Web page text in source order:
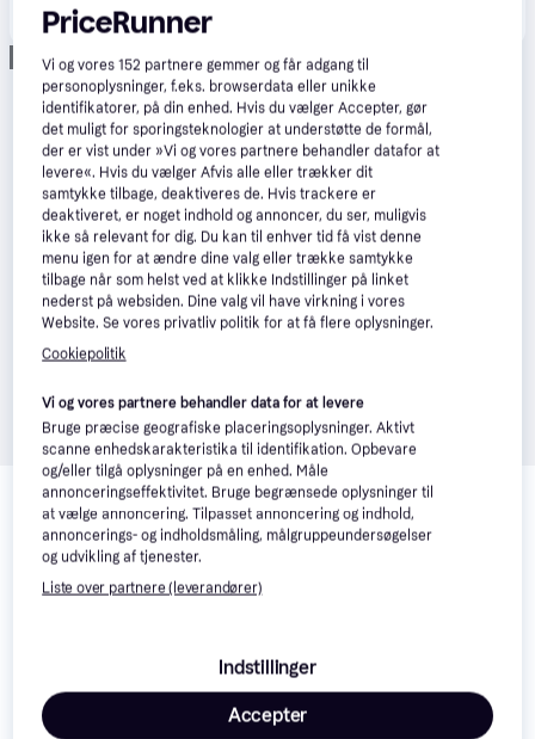
Chuckit Fetch Games Ultra Tug, Small
Annonce
Relaterede produkter
Se vores forslag til andre produkter, der matcher dine
interesser. Vis alle
Trixie Wooden
PriceRunner
Vi og vores152 partnere gemmer og får adgang til
personoplysninger, f.eks. browserdata eller unikke
identifikatorer, på din enhed. Hvis du vælger Accepter, gør
det muligt for sporingsteknologier at understøtte de formål,
der er vist under »Vi og vores partnere behandler datafor at
levere«. Hvis du vælger Afvis alle eller trækker dit
samtykke tilbage, deaktiveres de. Hvis trackere er
deaktiveret, er noget indhold og annoncer, du ser, muligvis
ikke så relevant for dig. Du kan til enhver tid få vist denne
menu igen for at ændre dine valg eller trække samtykke
tilbage når som helst ved at klikke Indstillinger på linket
nederst på websiden. Dine valg vil have virkning i vores
Website. Se vores privatliv politik for at få flere oplysninger.
Cookiepolitik
Vi og vores partnere behandler data for at levere
Bruge præcise geografiske placeringsoplysninger. Aktivt
scanne enhedskarakteristika til identifikation. Opbevare
og/eller tilgå oplysninger på en enhed. Måle
annonceringseffektivitet. Bruge begrænsede oplysninger til
at vælge annoncering. Tilpasset annoncering og indhold,
annoncerings- og indholdsmåling, målgruppeundersøgelser
og udvikling af tjenester.
Liste over partnere (leverandører)
Indstillinger
Accepter